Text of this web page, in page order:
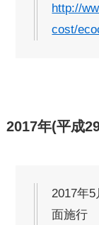
http://
cost/
2017年(平成
2017年
面施行